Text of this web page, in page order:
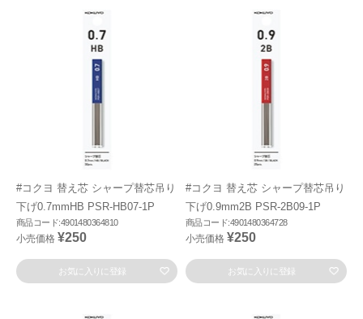
#コクヨ 替え芯 シャープ替芯吊り
下げ0.7mmHB PSR-HB07-1P
商品コード:4901480364810
小売価格 ¥250
お気に入りに登録
#コクヨ 替え芯 シャープ替芯吊り
下げ0.9mm2B PSR-2B09-1P
商品コード:4901480364728
小売価格 ¥250
お気に入りに登録